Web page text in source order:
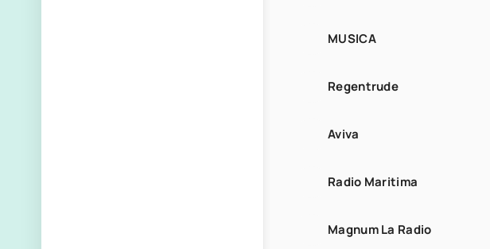
MUSICA
Regentrude
Aviva
Radio Maritima
Magnum La Radio